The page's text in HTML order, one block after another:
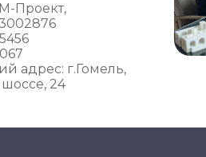
Проект,
адрес: г.Гомель,
24